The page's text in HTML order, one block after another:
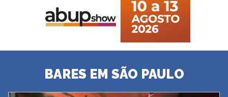
BARES EM SÃO PAULO